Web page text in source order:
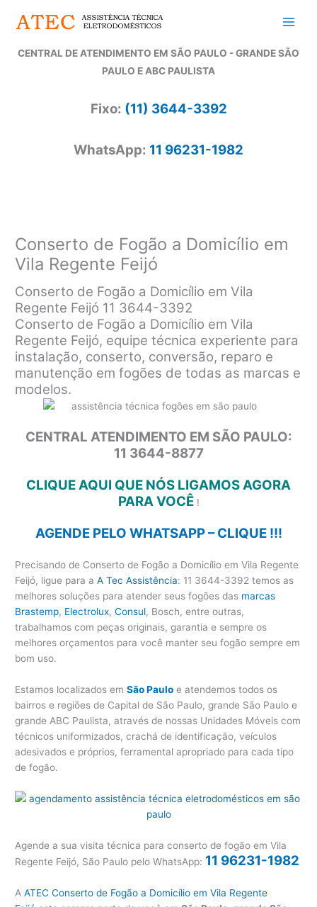
para
conteúdo
CENTRAL DE ATENDIMENTO EM SÃO PAULO - GRANDE SÃO
PAULO E ABC PAULISTA
Fixo: (11) 3644-3392
WhatsApp: 11 96231-1982
Conserto de Fogão a Domicílio em
Vila Regente Feijó
Conserto de Fogão a Domicílio em Vila
Regente Feijó 11 3644-3392
Conserto de Fogão a Domicílio em Vila
Regente Feijó, equipe técnica experiente para
instalação, conserto, conversão, reparo e
manutenção em fogões de todas as marcas e
modelos.
CENTRAL ATENDIMENTO EM SÃO PAULO:
11 3644-8877
CLIQUE AQUI QUE NÓS LIGAMOS AGORA
PARA VOCÊ!
AGENDE PELO WHATSAPP – CLIQUE !!!
Precisando de Conserto de Fogão a Domicílio em Vila Regente
Feijó, ligue para aA Tec Assistência: 11 3644-3392 temos as
melhores soluções para atender seus fogões das marcas
Brastemp, Electrolux,Consul, Bosch, entre outras,
trabalhamos com peças originais, garantia e sempre os
melhores orçamentos para você manter seu fogão sempre em
bom uso.
Estamos localizados emSão Paulo e atendemos todos os
bairros e regiões de Capital de São Paulo, grande São Paulo e
grande ABC Paulista, através de nossas Unidades Móveis com
técnicos uniformizados, crachá de identificação, veículos
adesivados e próprios, ferramental apropriado para cada tipo
de fogão.
Agende a sua visita técnica para conserto de fogão em Vila
Regente Feijó, São Paulo pelo WhatsApp: 11 96231-1982
AATEC Conserto de Fogão a Domicílio em Vila Regente